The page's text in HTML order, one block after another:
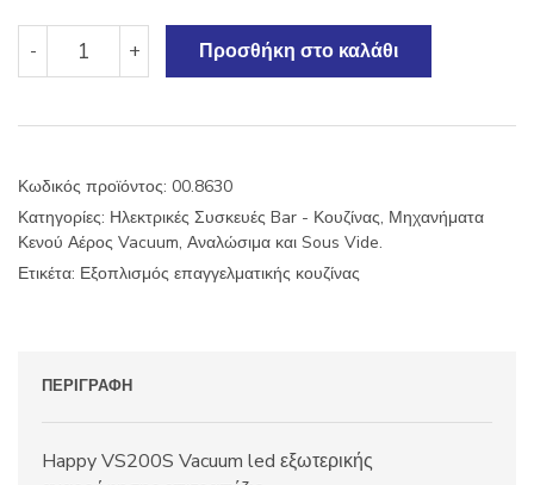
-
Συσκευή
Vacuum
200S
ποσότητα
+ Προσθήκη στο καλάθι
Κωδικός προϊόντος: 00.8630
Κατηγορίες: Ηλεκτρικές Συσκευές Bar - Κουζίνας, Μηχανήματα
Κενού Αέρος Vacuum, Αναλώσιμα και Sous Vide.
Ετικέτα: Εξοπλισμός επαγγελματικής κουζίνας
ΠΕΡΙΓΡΑΦΉ
Happy VS200S Vacuum led εξωτερικής